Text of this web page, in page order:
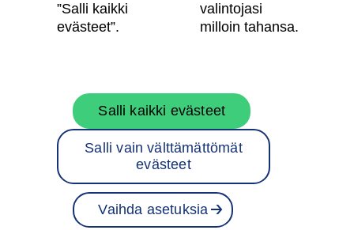
Varaa asunto Ota yhteyttä
Oma Skanska
Tietoa Skanskasta
Töihin meille
Rakentamispalvelut
Skanska Suomessa
Projektit
”Salli kaikki
evästeet”.
valintojasi
milloin tahansa.
Vaihda asetuksia
Salli vain välttämättömät
evästeet
Salli kaikki evästeet